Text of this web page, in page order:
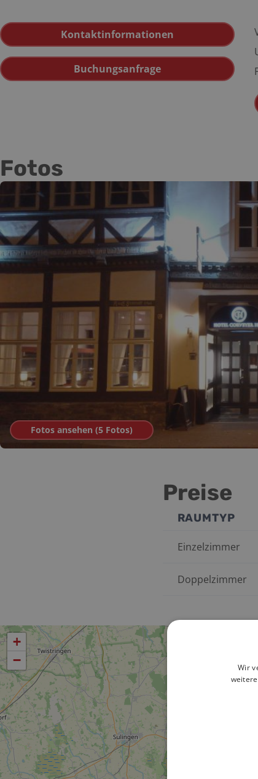
Kontaktinformationen
Buchungsanfrage
Fotos
Fotos ansehen (5 Fotos)
Preise
RAUMTYP
Einzelzimmer
Doppelzimmer
+
−
Wir